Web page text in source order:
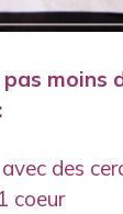
des
coeur